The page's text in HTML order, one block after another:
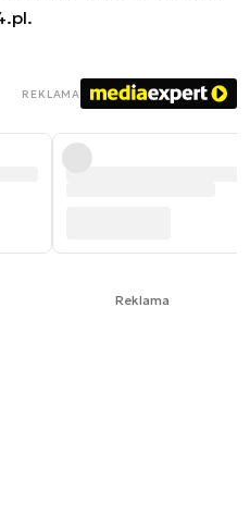
.
REKLAMA
Reklama